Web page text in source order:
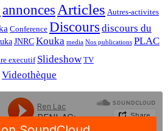
annonces Articles Autres-activites
Conference Discours discours du
JNRCKouka media Nos publications PLAC
executif Slideshow TV
Videothèque